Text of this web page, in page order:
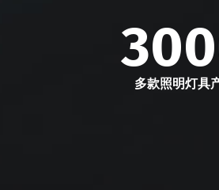
多款照明灯具